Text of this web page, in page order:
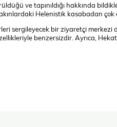
ve tapınıldığı hakkında
Helenistik kasabadan çok
sergileyecek bir ziyaretçi
benzersizdir. Ayrıca,